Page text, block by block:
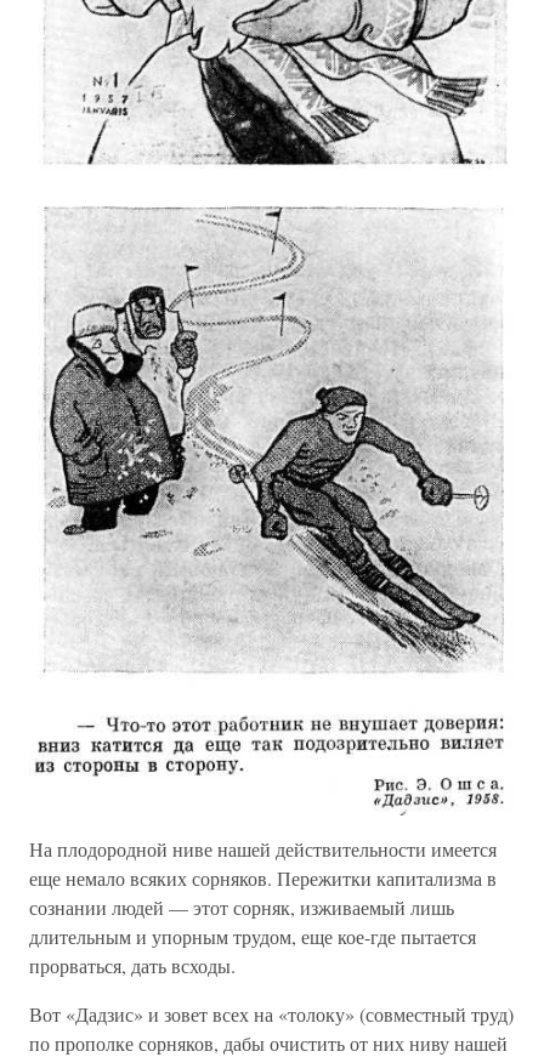
На плодородной ниве нашей действительности имеется
еще немало всяких сорняков. Пережитки капитализма в
сознании людей — этот сорняк, изживаемый лишь
длительным и упорным трудом, еще кое-где пытается
прорваться, дать всходы.
Вот «Дадзис» и зовет всех на «толоку» (совместный труд)
по прополке сорняков, дабы очистить от них ниву нашей